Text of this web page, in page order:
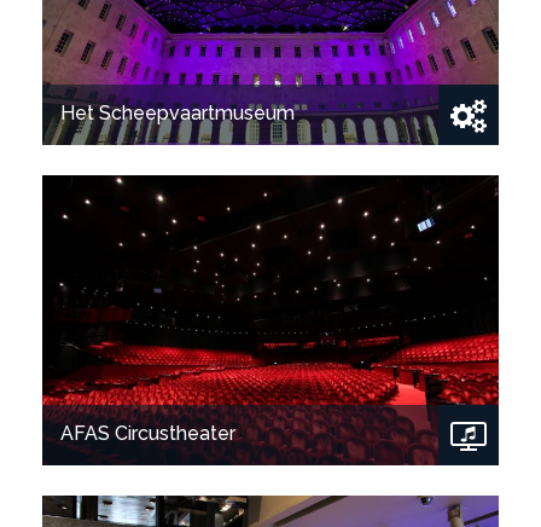
Het Scheepvaartmuseum
AFAS Circustheater